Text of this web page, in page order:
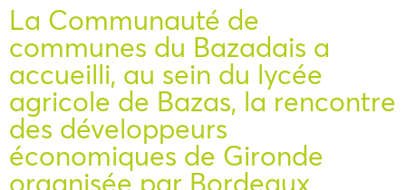
La Communauté de
communes du Bazadais a
accueilli, au sein du lycée
agricole de Bazas, la rencontre
des développeurs
économiques de Gironde
organisée par Bordeaux